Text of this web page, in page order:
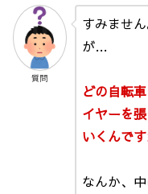
質問
すみませ
が…
どの自転
イヤーを
いくんで
なんか、